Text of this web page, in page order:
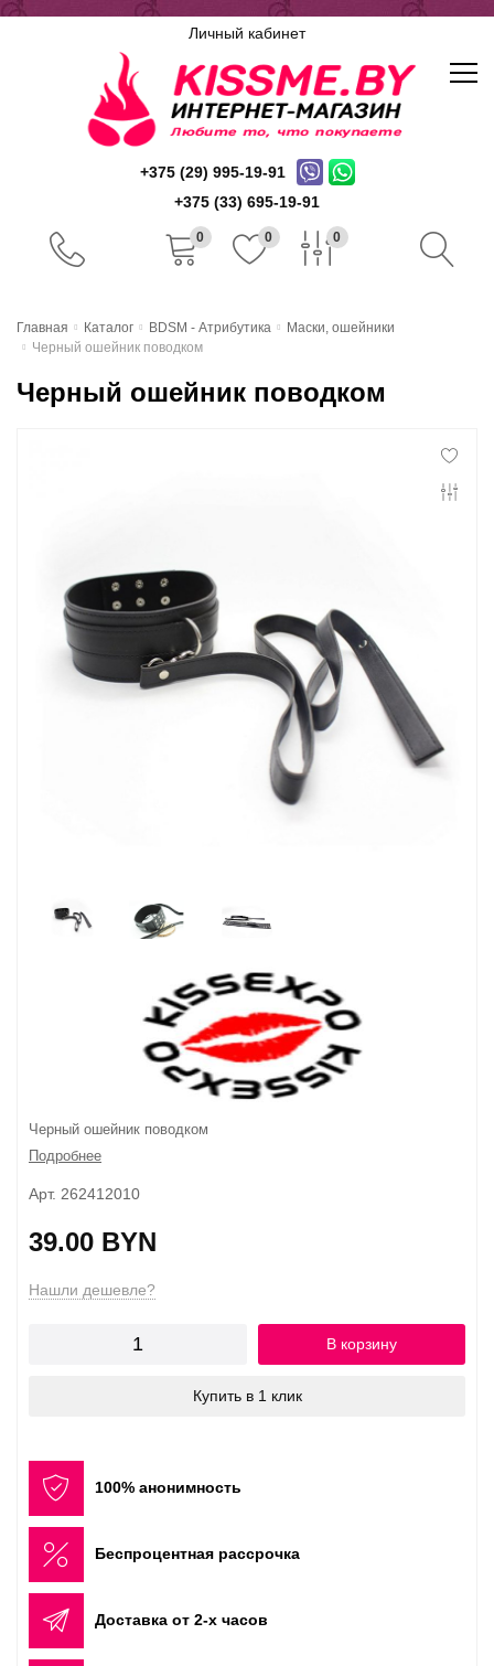
Личный кабинет
+375 (29) 995-19-91
+375 (33) 695-19-91
0 0 0
Доставка и оплата
Гарантии и возврат
Беспроцентная рассрочка
Главная Каталог BDSM - Атрибутика
Маски, ошейники
Черный ошейник поводком
Черный ошейник поводком
Черный ошейник поводком
Подробнее
Арт. 262412010
39.00 BYN
Нашли дешевле?
В корзину
Купить в 1 клик
100% анонимность
Беспроцентная рассрочка
Доставка от 2-х часов